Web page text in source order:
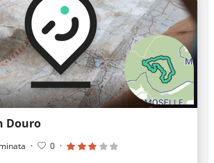
Douro
· 0 ·